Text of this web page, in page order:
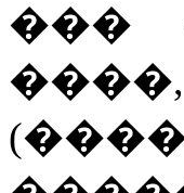
���